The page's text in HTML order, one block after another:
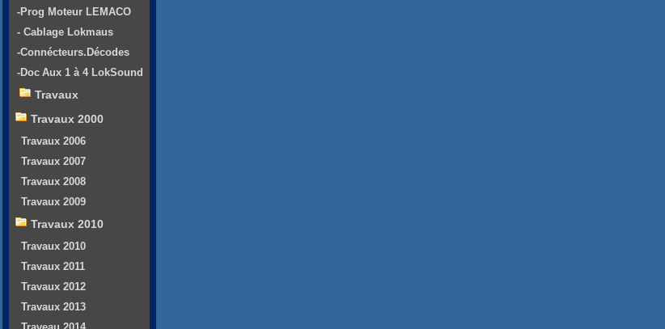
-Prog Moteur LEMACO
- Cablage Lokmaus
-Connécteurs.Décodes
-Doc Aux 1 à 4 LokSound
Travaux
Travaux 2000
Travaux 2006
Travaux 2007
Travaux 2008
Travaux 2009
Travaux 2010
Travaux 2010
Travaux 2011
Travaux 2012
Travaux 2013